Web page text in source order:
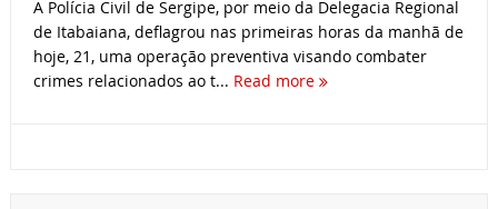
A Polícia Civil de Sergipe, por meio da Delegacia Regional
de Itabaiana, deflagrou nas primeiras horas da manhã de
hoje, 21, uma operação preventiva visando combater
crimes relacionados ao t... Read more